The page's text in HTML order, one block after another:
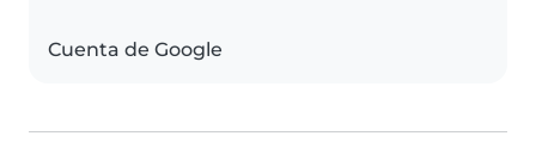
Cuenta de Google